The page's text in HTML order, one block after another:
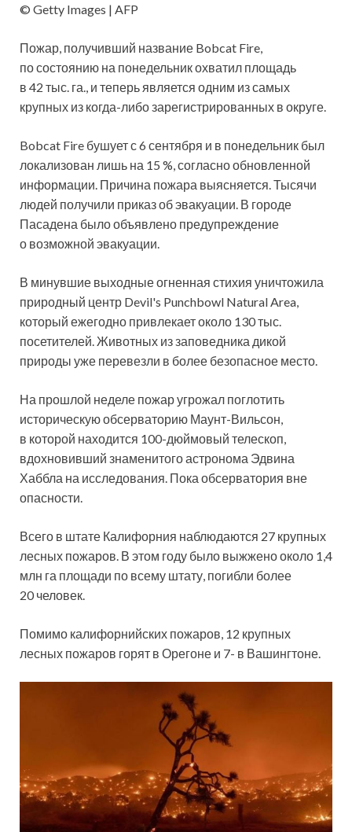
© Getty Images | AFP
Пожар, получивший название Bobcat Fire,
по состоянию на понедельник охватил площадь
в 42 тыс. га., и теперь является одним из самых
крупных из когда-либо зарегистрированных в округе.
Bobcat Fire бушует с 6 сентября и в понедельник был
локализован лишь на 15 %, согласно обновленной
информации. Причина пожара выясняется. Тысячи
людей получили приказ об эвакуации. В городе
Пасадена было объявлено предупреждение
о возможной эвакуации.
В минувшие выходные огненная стихия уничтожила
природный центр Devil's Punchbowl Natural Area,
который ежегодно привлекает около 130 тыс.
посетителей. Животных из заповедника дикой
природы уже перевезли в более безопасное место.
На прошлой неделе пожар угрожал поглотить
историческую обсерваторию Маунт-Вильсон,
в которой находится 100-дюймовый телескоп,
вдохновивший знаменитого астронома Эдвина
Хаббла на исследования. Пока обсерватория вне
опасности.
Всего в штате Калифорния наблюдаются 27 крупных
лесных пожаров. В этом году было выжжено около 1,4
млн га площади по всему штату, погибли более
20 человек.
Помимо калифорнийских пожаров, 12 крупных
лесных пожаров горят в Орегоне и 7- в Вашингтоне.